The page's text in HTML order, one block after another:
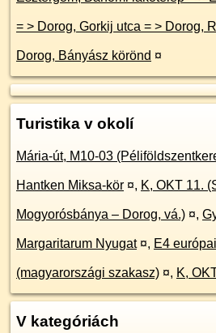
= > Dorog, Gorkij utca = > Dorog, Református templom = >
Dorog, Bányász körönd ¤
Turistika v okolí
Mária-út, M10-03
Hantken Miksa-kör ¤, K, OKT 11.
Mogyorósbánya – Dorog, vá.) ¤,
Margaritarum Nyugat ¤, E4
(magyarországi szakasz) ¤, K,
V kategóriách